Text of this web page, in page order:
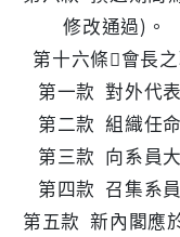
修改通過)。
第十六條會長之
第一款 對外代
第二款 組織任
第三款 向系員
第四款 召集系
第五款 新內閣應